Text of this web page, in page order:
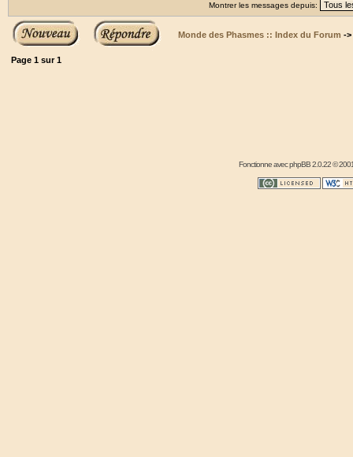
Montrer les messages depuis:
Monde des Phasmes :: Index du Forum ->
Page 1 sur1
Fonctionne avecphpBB2.0.22 ©